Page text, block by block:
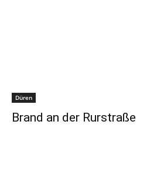
Düren
Brand an der Rurstraße